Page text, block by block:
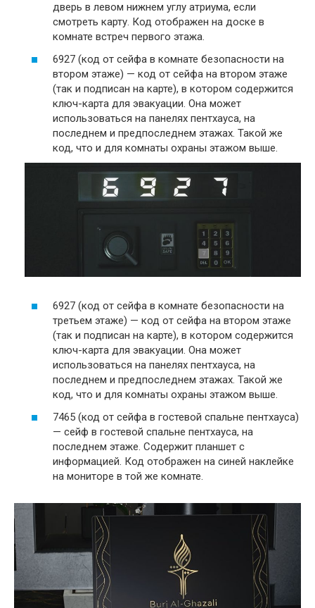
дверь в левом нижнем углу атриума, если
смотреть карту. Код отображен на доске в
комнате встреч первого этажа.
6927 (код от сейфа в комнате безопасности на
втором этаже) — код от сейфа на втором этаже
(так и подписан на карте), в котором содержится
ключ-карта для эвакуации. Она может
использоваться на панелях пентхауса, на
последнем и предпоследнем этажах. Такой же
код, что и для комнаты охраны этажом выше.
6927 (код от сейфа в комнате безопасности на
третьем этаже) — код от сейфа на втором этаже
(так и подписан на карте), в котором содержится
ключ-карта для эвакуации. Она может
использоваться на панелях пентхауса, на
последнем и предпоследнем этажах. Такой же
код, что и для комнаты охраны этажом выше.
7465 (код от сейфа в гостевой спальне пентхауса)
— сейф в гостевой спальне пентхауса, на
последнем этаже. Содержит планшет с
информацией. Код отображен на синей наклейке
на мониторе в той же комнате.